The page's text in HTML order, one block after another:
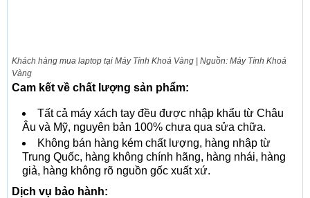
Khách hàng mua laptop tại Máy Tính Khoá Vàng | Nguồn: Máy Tính Khoá
Vàng
Cam kết về chất lượng sản phẩm:
Tất cả máy xách tay đều được nhập khẩu từ Châu
Âu và Mỹ, nguyên bản 100% chưa qua sửa chữa.
Không bán hàng kém chất lượng, hàng nhập từ
Trung Quốc, hàng không chính hãng, hàng nhái, hàng
giả, hàng không rõ nguồn gốc xuất xứ.
Dịch vụ bảo hành: